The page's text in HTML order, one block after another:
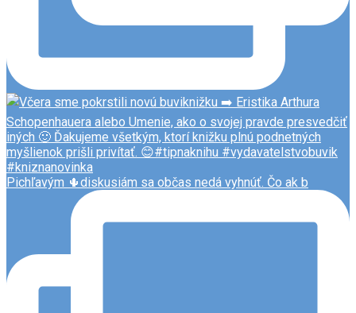
Pichľavým 🌵diskusiám sa občas nedá vyhnúť. Čo ak b